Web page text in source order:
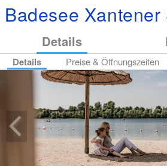
Badesee Xantener
Details
Details Preise & Öffnungszeiten